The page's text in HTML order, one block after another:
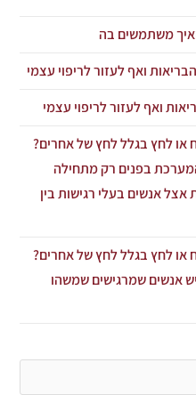
ואיך משתמשים בה
ואף לעזור לריפוי עצמי
ואף לעזור לריפוי עצמי
או לחץ בגלל לחץ של אחרים?
בפנים רק מתחילה
אנשים בעלי רגישות בין
או לחץ בגלל לחץ של אחרים?
אנשים שמרגישים שמשהו